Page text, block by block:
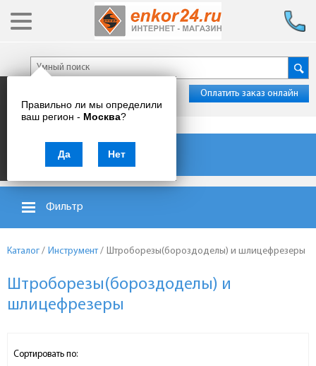
Правильно ли мы определили
ваш регион - Москва?
Да Нет
Оплатить заказ онлайн
Каталог товаров
Фильтр
Каталог / Инструмент/ Штроборезы(бороздоделы) и шлицефрезеры
Штроборезы(бороздоделы) и
шлицефрезеры
Сортировать по: